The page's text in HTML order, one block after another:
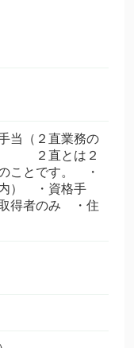
当（２直業務の
２直とは２
ことです。 ・
） ・資格手
得者のみ ・住